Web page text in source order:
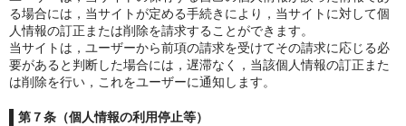
る場合には，当サイトが定める手続きにより，当サイトに対して個
人情報の訂正または削除を請求することができます。
当サイトは，ユーザーから前項の請求を受けてその請求に応じる必
要があると判断した場合には，遅滞なく，当該個人情報の訂正また
は削除を行い，これをユーザーに通知します。
第７条（個人情報の利用停止等）